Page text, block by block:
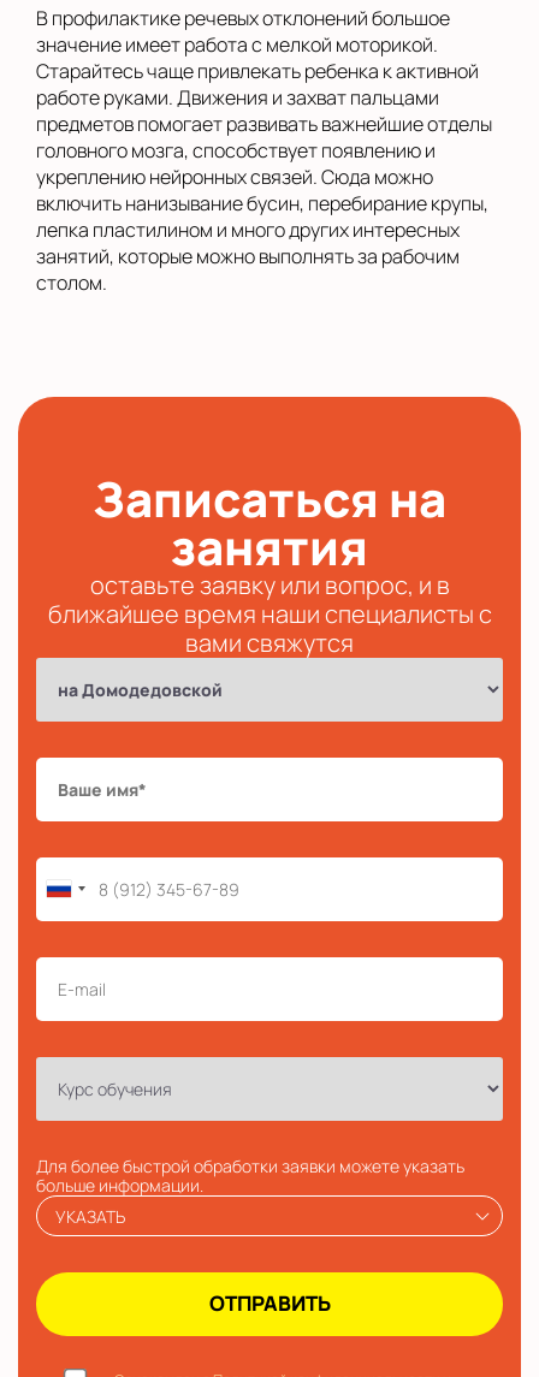
В профилактике речевых отклонений большое
значение имеет работа с мелкой моторикой.
Старайтесь чаще привлекать ребенка к активной
работе руками. Движения и захват пальцами
предметов помогает развивать важнейшие отделы
головного мозга, способствует появлению и
укреплению нейронных связей. Сюда можно
включить нанизывание бусин, перебирание крупы,
лепка пластилином и много других интересных
занятий, которые можно выполнять за рабочим
столом.
Записаться на
занятия
оставьте заявку или вопрос, и в
ближайшее время наши специалисты с
вами свяжутся
Для более быстрой обработки заявки можете указать
больше информации.
УКАЗАТЬ